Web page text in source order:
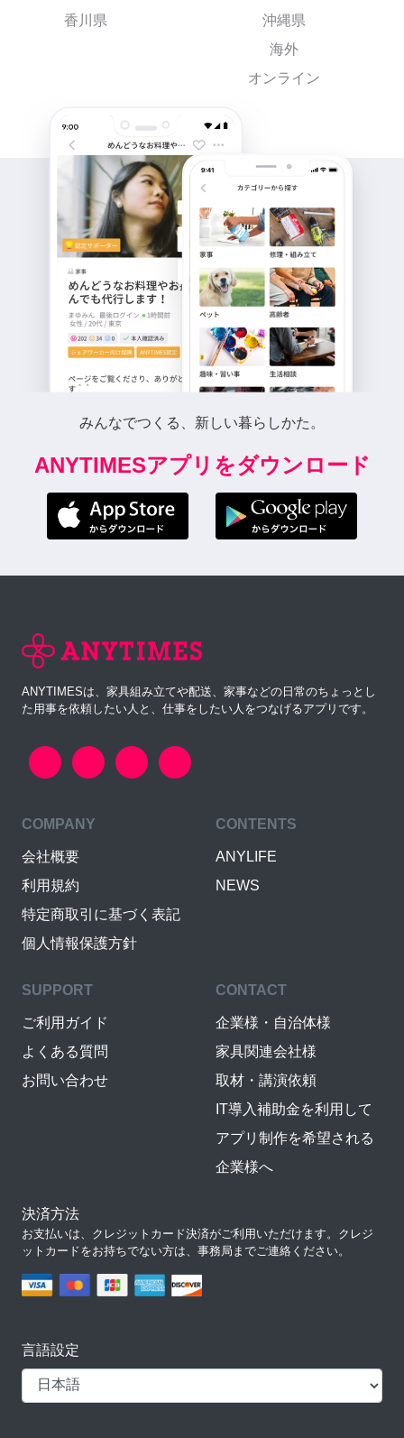
香川県
沖縄県
海外
オンライン
みんなでつくる、新しい暮らしかた。
ANYTIMESアプリをダウンロード
ANYTIMESは、家具組み立てや配送、家事などの日常のちょっとし
た用事を依頼したい人と、仕事をしたい人をつなげるアプリです。
COMPANY
会社概要
利用規約
特定商取引に基づく表記
個人情報保護方針
CONTENTS
ANYLIFE
NEWS
SUPPORT
ご利用ガイド
よくある質問
お問い合わせ
CONTACT
企業様・自治体様
家具関連会社様
取材・講演依頼
IT導入補助金を利用して
アプリ制作を希望される
企業様へ
決済方法
お支払いは、クレジットカード決済がご利用いただけます。クレジ
ットカードをお持ちでない方は、事務局までご連絡ください。
言語設定